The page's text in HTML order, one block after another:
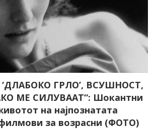
ГРЛО’, ВСУШНОСТ,
МЕ СИЛУВААТ“: Шокантни
на најпознатата
за возрасни (ФОТО)